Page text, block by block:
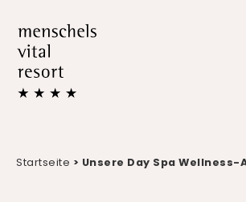
Startseite > Unsere Day Spa